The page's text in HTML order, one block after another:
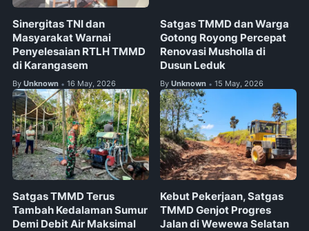
Sinergitas TNI dan
Masyarakat Warnai
Penyelesaian RTLH TMMD
di Karangasem
By Unknown • 16 May, 2026
Satgas TMMD dan Warga
Gotong Royong Percepat
Renovasi Musholla di
Dusun Leduk
By Unknown • 15 May, 2026
Satgas TMMD Terus
Tambah Kedalaman Sumur
Demi Debit Air Maksimal
Kebut Pekerjaan, Satgas
TMMD Genjot Progres
Jalan di Wewewa Selatan